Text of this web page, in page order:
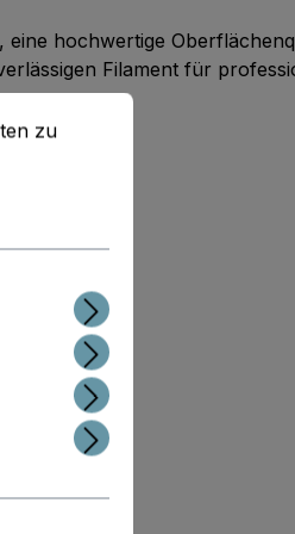
, eine hochwertige
Filament für
zu können.
Mehr Informationen
zu